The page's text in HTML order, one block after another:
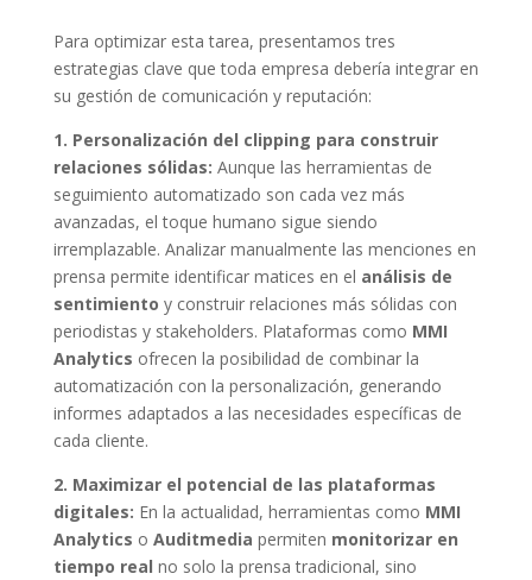
Para optimizar esta tarea, presentamos tres
estrategias clave que toda empresa debería integrar en
su gestión de comunicación y reputación:
1. Personalización del clipping para construir
relaciones sólidas: Aunque las herramientas de
seguimiento automatizado son cada vez más
avanzadas, el toque humano sigue siendo
irremplazable. Analizar manualmente las menciones en
prensa permite identificar matices en el análisis de
sentimiento y construir relaciones más sólidas con
periodistas y stakeholders. Plataformas como MMI
Analytics ofrecen la posibilidad de combinar la
automatización con la personalización, generando
informes adaptados a las necesidades específicas de
cada cliente.
2. Maximizar el potencial de las plataformas
digitales: En la actualidad, herramientas como MMI
Analytics o Auditmedia permiten monitorizar en
tiempo real no solo la prensa tradicional, sino